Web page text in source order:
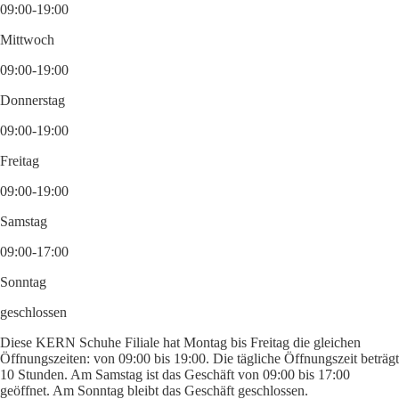
09:00-19:00
Mittwoch
09:00-19:00
Donnerstag
09:00-19:00
Freitag
09:00-19:00
Samstag
09:00-17:00
Sonntag
geschlossen
Diese KERN Schuhe Filiale hat Montag bis Freitag die gleichen
Öffnungszeiten: von 09:00 bis 19:00. Die tägliche Öffnungszeit beträgt
10 Stunden. Am Samstag ist das Geschäft von 09:00 bis 17:00
geöffnet. Am Sonntag bleibt das Geschäft geschlossen.